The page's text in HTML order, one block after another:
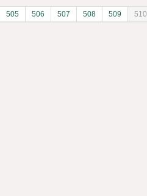
505 506 507 508 509 510